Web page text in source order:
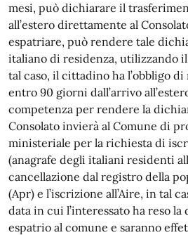
mesi, può dichiarare il
all’estero direttamente al
espatriare, può rendere tale
italiano di residenza, utilizzando
tal caso, il cittadino ha l’obbligo
entro 90 giorni dall’arrivo
competenza per rendere la
Consolato invierà al Comune di
ministeriale per la richiesta di
(anagrafe degli italiani residenti
cancellazione dal registro della
(Apr) e l’iscrizione all’Aire, in tal
data in cui l’interessato ha reso
espatrio al comune e saranno